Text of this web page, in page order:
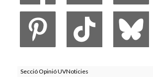
Secció Opinió UVNoticies